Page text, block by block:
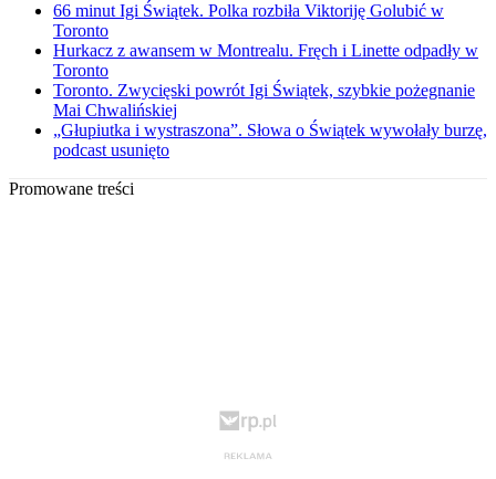
66 minut Igi Świątek. Polka rozbiła Viktoriję Golubić w
Toronto
Hurkacz z awansem w Montrealu. Fręch i Linette odpadły w
Toronto
Toronto. Zwycięski powrót Igi Świątek, szybkie pożegnanie
Mai Chwalińskiej
„Głupiutka i wystraszona”. Słowa o Świątek wywołały burzę,
podcast usunięto
Promowane treści